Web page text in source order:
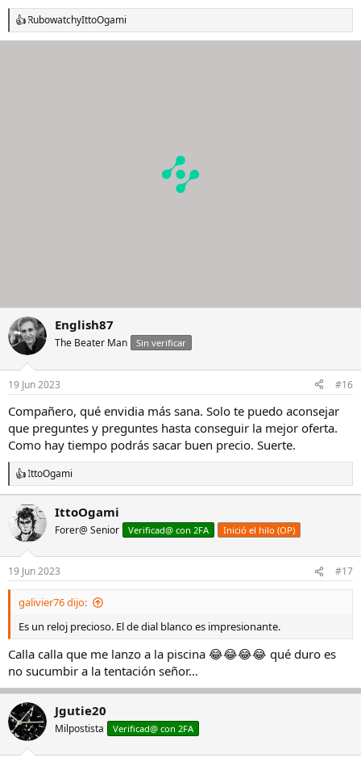
R
e
RubowatchyIttoOgami
English87
The Beater Man Sin verificar
19 Jun 2023 #16
Compañero, qué envidia más sana. Solo te puedo aconsejar
que preguntes y preguntes hasta conseguir la mejor oferta.
Como hay tiempo podrás sacar buen precio. Suerte.
R
e
c
c
i
o
n
e
IttoOgami
IttoOgami
Forer@ Senior Verificad@ con 2FA Inició el hilo (OP)
19 Jun 2023 #17
galivier76 dijo:
Es un reloj precioso. El de dial blanco es impresionante.
Calla calla que me lanzo a la piscina 😂😂😂😂 qué duro es
no sucumbir a la tentación señor…
Jgutie20
Milpostista Verificad@ con 2FA